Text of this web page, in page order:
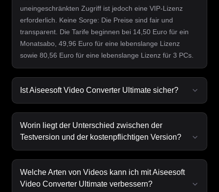
uneingeschränkten Zugriff ist jedoch eine VIP-Lizenz
erforderlich. Keine Sorge: Die Preise sind fair und
transparent. Die Tarife beginnen bei 14,50 Euro für ein
Monatsabo, 49,96 Euro für eine lebenslange Lizenz
sowie 80,56 Euro für eine lebenslange Lizenz für 3 PCs.
Ist Aiseesoft Video Converter Ultimate sicher?
Worin liegt der Unterschied zwischen der
Testversion und der kostenpflichtigen Version?
Welche Arten von Videos kann ich mit Aiseesoft
Video Converter Ultimate verbessern?